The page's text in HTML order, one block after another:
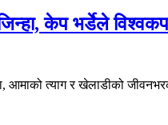
केप भर्डेले
त्याग र खेलाडीको